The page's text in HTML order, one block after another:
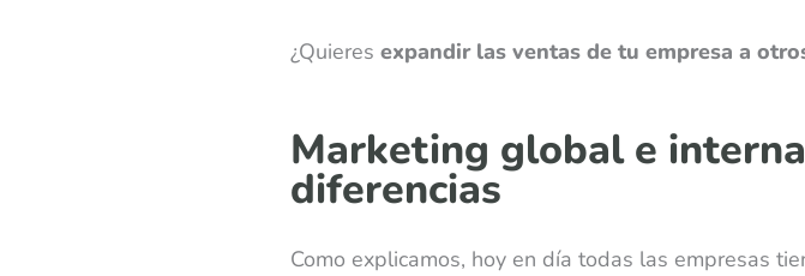
¿Quieres expandir las ventas de tu empresa a
Marketing global e
diferencias
Como explicamos, hoy en día todas las empresas